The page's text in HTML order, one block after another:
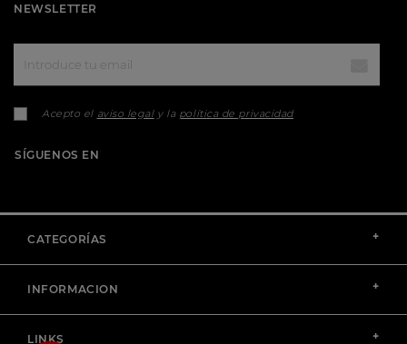
CATEGORÍAS +
INFORMACION +
LINKS +
NEWSLETTER
Acepto el aviso legaly la política de privacidad
SÍGUENOS EN